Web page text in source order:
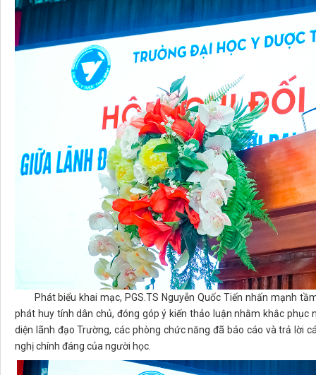
Phát biểu khai mạc, PGS.TS Nguyễn Quốc Tiến nhấn mạnh
phát huy tính dân chủ, đóng góp ý kiến thảo luận nhằm khắc
diện lãnh đạo Trường, các phòng chức năng đã báo cáo và trả lời
nghị chính đáng của người học.